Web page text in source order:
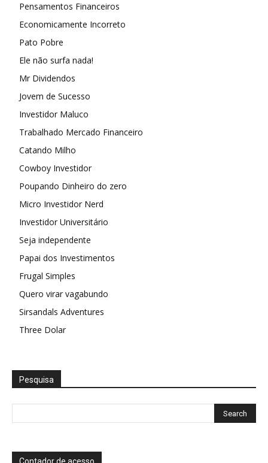
Pensamentos Financeiros
Economicamente Incorreto
Pato Pobre
Ele não surfa nada!
Mr Dividendos
Jovem de Sucesso
Investidor Maluco
Trabalhado Mercado Financeiro
Catando Milho
Cowboy Investidor
Poupando Dinheiro do zero
Micro Investidor Nerd
Investidor Universitário
Seja independente
Papai dos Investimentos
Frugal Simples
Quero virar vagabundo
Sirsandals Adventures
Three Dolar
Pesquisa